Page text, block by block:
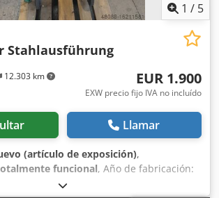
1 / 5
12.303 km
Stahlausführung
EUR 1.900
EXW precio fijo IVA no incluído
Llamar
(artículo de exposición),
funcional, Año de fabricación:
4 kW (5,44 CV)